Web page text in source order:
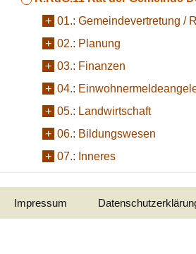
+ 01.: Gemeindevertretung /
+ 02.: Planung
+ 03.: Finanzen
+ 04.:
+ 05.: Landwirtschaft
+ 06.: Bildungswesen
+ 07.: Inneres
Impressum